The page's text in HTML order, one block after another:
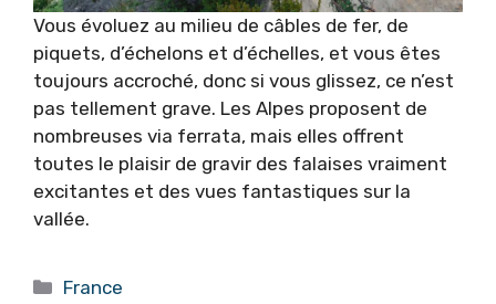
Vous évoluez au milieu de câbles de fer, de
piquets, d’échelons et d’échelles, et vous êtes
toujours accroché, donc si vous glissez, ce n’est
pas tellement grave. Les Alpes proposent de
nombreuses via ferrata, mais elles offrent
toutes le plaisir de gravir des falaises vraiment
excitantes et des vues fantastiques sur la
vallée.
Catégories
France